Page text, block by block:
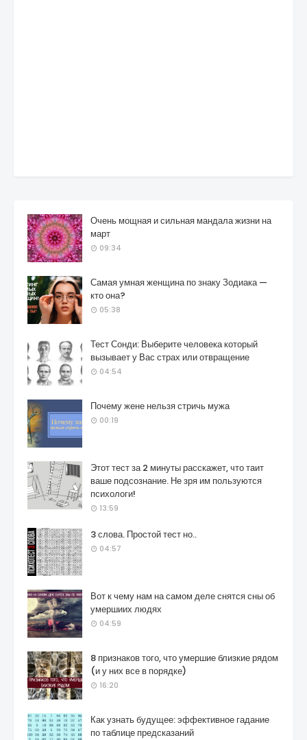
Очень мощная и сильная мандала жизни на
март
09:34
Самая умная женщина по знаку Зодиака —
кто она?
05:38
Тест Сонди: Выберите человека который
вызывает у Вас страх или отвращение
04:54
Почему жене нельзя стричь мужа
00:19
Этот тест за 2 минуты расскажет, что таит
ваше подсознание. Не зря им пользуются
психологи!
13:59
3 слова. Простой тест но..
04:57
Вот к чему нам на самом деле снятся сны об
умершиих людях
04:59
8 признаков того, что умершие близкие рядом
(и у них все в порядке)
16:20
Как узнать будущее: эффективное гадание
по таблице предсказаний